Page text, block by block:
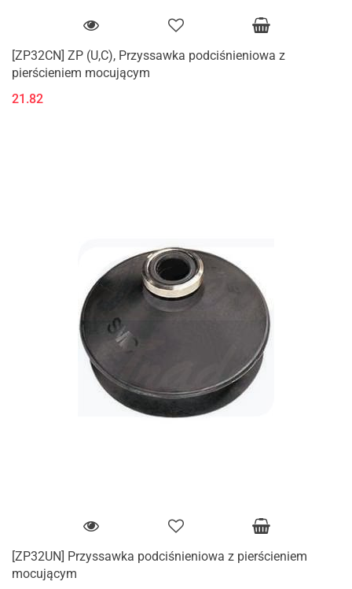
[ZP32CN] ZP (U,C), Przyssawka podciśnieniowa z
pierścieniem mocującym
21.82
[ZP32UN] Przyssawka podciśnieniowa z pierścieniem
mocującym